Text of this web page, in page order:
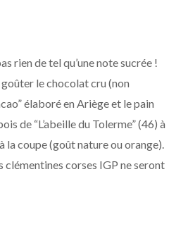
rien de tel qu’une note sucrée !
le chocolat cru (non
élaboré en Ariège et le pain
de “L’abeille du Tolerme” (46) à
la coupe (goût nature ou orange).
clémentines corses IGP ne seront